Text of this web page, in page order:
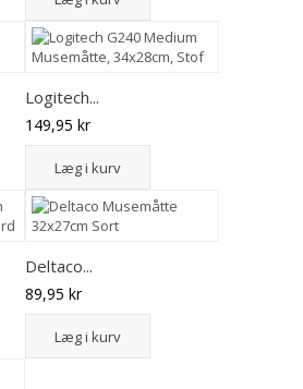
Logitech...
149,95 kr
Læg i kurv
Deltaco...
89,95 kr
Læg i kurv